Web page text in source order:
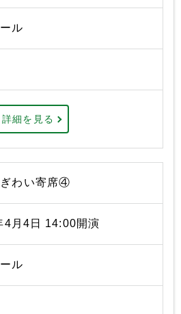
ル
詳細を見る
わい寄席④
4月4日 14:00開演
ル